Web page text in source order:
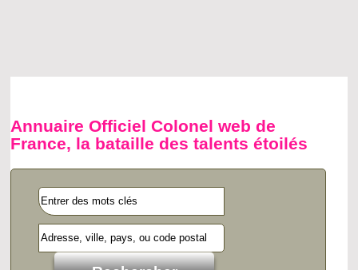
Annuaire Officiel Colonel web de
France, la bataille des talents étoilés